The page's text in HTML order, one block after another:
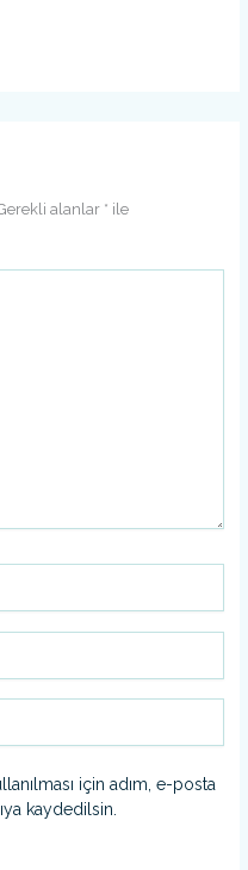
alanlar * ile
için adım, e-posta
kaydedilsin.